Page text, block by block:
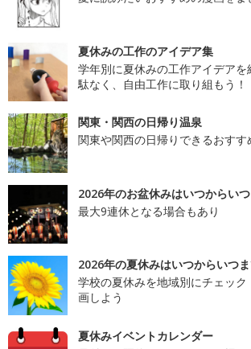
夏休みの工作のアイデア集
学年別に夏休みの工作アイデア
駄なく、自由工作に取り組もう！
関東・関西の日帰り温泉
関東や関西の日帰りできるおすす
2026年のお盆休みはいつからい
最大9連休となる場合もあり
2026年の夏休みはいつからいつま
学校の夏休みを地域別にチェッ
画しよう
夏休みイベントカレンダー